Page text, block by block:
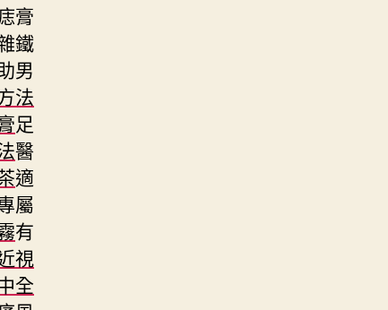
膏
鐵
男
法
足
醫
適
屬
有
視
全